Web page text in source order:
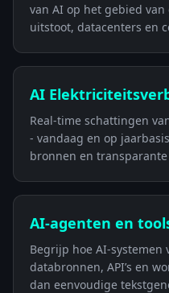
van AI op het gebied van
uitstoot, datacenters en
AI
Real-time schattingen
- vandaag en op
bronnen en
AI-agenten en
Begrijp hoe AI-
databronnen, API’s en
dan eenvoudige